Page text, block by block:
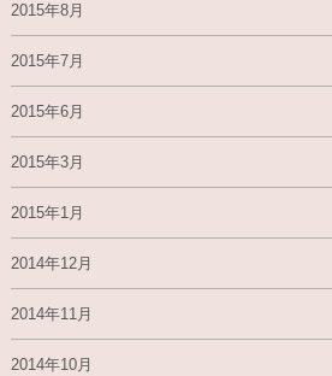
2015年8月
2015年7月
2015年6月
2015年3月
2015年1月
2014年12月
2014年11月
2014年10月